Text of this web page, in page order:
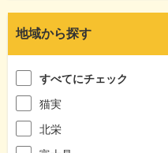
地域から探す
すべてにチェック
猫実
北栄